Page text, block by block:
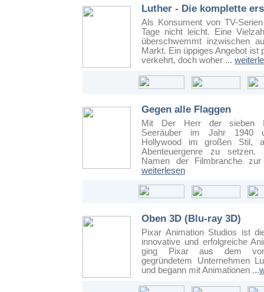
Luther - Die komplette
Als Konsument von TV­-
Tage nicht leicht. Eine
überschwemmt inzwischen
Markt. Ein üppiges Angebot ist
verkehrt, doch woher ...
Gegen alle Flaggen
Mit Der Herr der sieben
Seeräuber im Jahr 1940
Hollywood im großen Stil,
Abenteuergenre zu
Namen der Filmbranche
weiterlesen
Oben 3D (Blu-ray 3D)
Pixar Animation Studios ist
innovative und erfolgreiche
ging Pixar aus dem
gegründetem Unternehmen
und begann mit Animationen ...